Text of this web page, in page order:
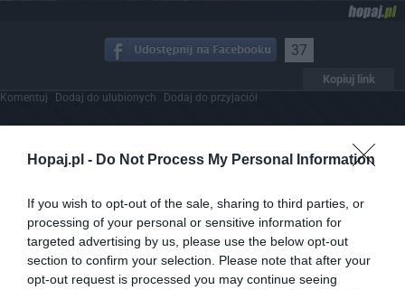
Hopaj.pl - Do Not Process My Personal Information
If you wish to opt-out of the sale, sharing to third parties, or
processing of your personal or sensitive information for
targeted advertising by us, please use the below opt-out
section to confirm your selection. Please note that after your
opt-out request is processed you may continue seeing
37
Kopiuj link
Komentuj Dodaj do ulubionych Dodaj do przyjaciół
Prosta sztuka